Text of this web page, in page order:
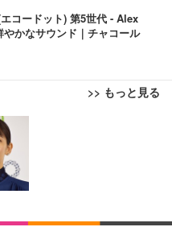
コードット) 第5世代 - Alex
かなサウンド｜チャコール
>> もっと見る
ェア 椅子 テレワーク 疲れな
スト コンパクト 約105度ロッ
度回転 座面昇降 強化ナイロ
ッシュ 在宅ワーク H-WY01
レミアムモニター | FlexScan
4K UHD・USB Type-C・ホワ
レミアムモニター | FlexScan
ットシーツ 薄型 レギュラー 1
イト 300枚